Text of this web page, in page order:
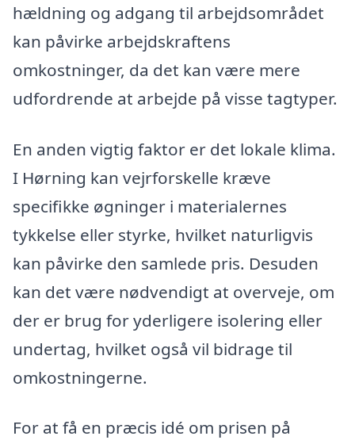
hældning og adgang til arbejdsområdet
kan påvirke arbejdskraftens
omkostninger, da det kan være mere
udfordrende at arbejde på visse tagtyper.
En anden vigtig faktor er det lokale klima.
I Hørning kan vejrforskelle kræve
specifikke øgninger i materialernes
tykkelse eller styrke, hvilket naturligvis
kan påvirke den samlede pris. Desuden
kan det være nødvendigt at overveje, om
der er brug for yderligere isolering eller
undertag, hvilket også vil bidrage til
omkostningerne.
For at få en præcis idé om prisen på